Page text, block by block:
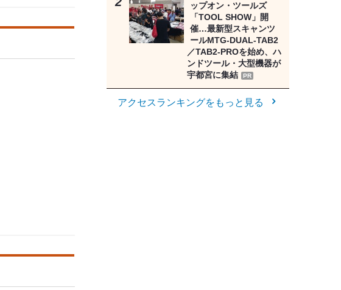
ップオン・ツールズ
「TOOL SHOW」開
催…最新型スキャンツ
ールMTG-DUAL-TAB2
／TAB2-PROを始め、ハ
ンドツール・大型機器が
宇都宮に集結
PR
アクセスランキングをもっと見る